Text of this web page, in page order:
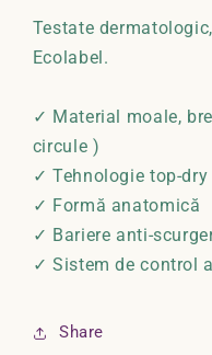
Testate
Ecolabel.
✓ Material moale,
circule )
✓ Tehnologie top-
✓ Formă anatomică
✓ Bariere anti-
✓ Sistem de control
Share